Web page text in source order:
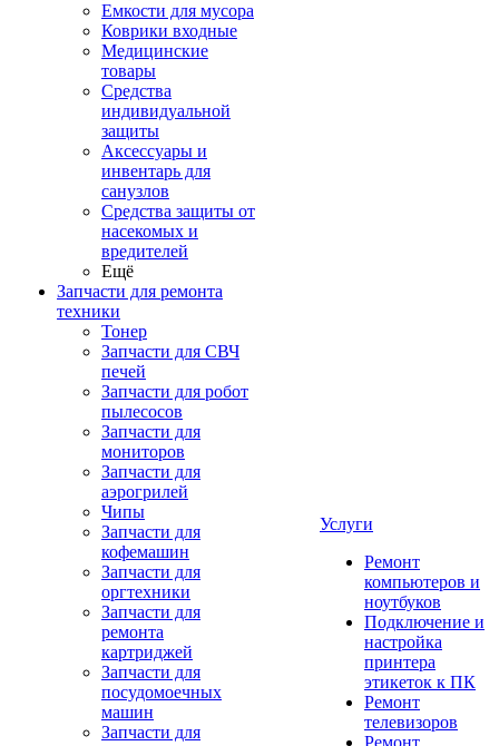
Емкости для мусора
Коврики входные
Медицинские
товары
Средства
индивидуальной
защиты
Аксессуары и
инвентарь для
санузлов
Средства защиты от
насекомых и
вредителей
Ещё
Запчасти для ремонта
техники
Тонер
Запчасти для СВЧ
печей
Запчасти для робот
пылесосов
Запчасти для
мониторов
Запчасти для
аэрогрилей
Чипы
Запчасти для
кофемашин
Запчасти для
оргтехники
Запчасти для
ремонта
картриджей
Запчасти для
посудомоечных
машин
Запчасти для
Услуги
Ремонт
компьютеров и
ноутбуков
Подключение и
настройка
принтера
этикеток к ПК
Ремонт
телевизоров
Ремонт